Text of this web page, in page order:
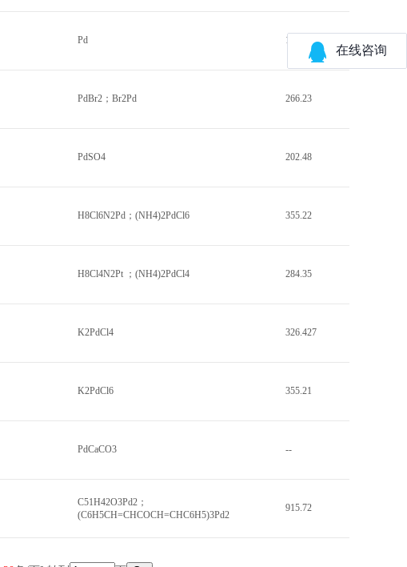
Pd 106.42
PdBr2；Br2Pd 266.23
PdSO4 202.48
H8Cl6N2Pd；(NH4)2PdCl6 355.22
H8Cl4N2Pt ；(NH4)2PdCl4 284.35
K2PdCl4 326.427
K2PdCl6 355.21
PdCaCO3 --
C51H42O3Pd2；
(C6H5CH=CHCOCH=CHC6H5)3Pd2
915.72